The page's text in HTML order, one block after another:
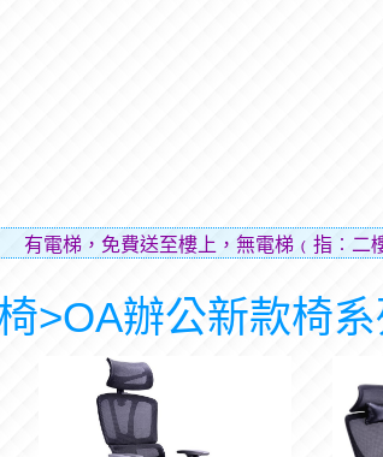
免費送至樓上，無電梯﹙指︰二樓以上﹚需
>OA辦公新款椅系